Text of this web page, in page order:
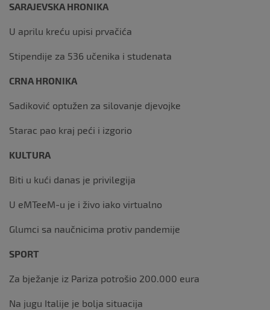
SARAJEVSKA HRONIKA
U aprilu kreću upisi prvačića
Stipendije za 536 učenika i studenata
CRNA HRONIKA
Sadiković optužen za silovanje djevojke
Starac pao kraj peći i izgorio
KULTURA
Biti u kući danas je privilegija
U eMTeeM-u je i živo iako virtualno
Glumci sa naučnicima protiv pandemije
SPORT
Za bježanje iz Pariza potrošio 200.000 eura
Na jugu Italije je bolja situacija